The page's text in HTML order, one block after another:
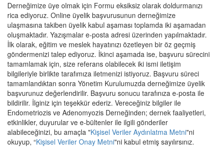
Derneğimize üye olmak için Formu eksiksiz olarak doldurmanızı
rica ediyoruz. Online üyelik başvurusunun derneğimize
ulaşmasına takiben üyelik kabul aşaması toplamda iki aşamadan
oluşmaktadır. Yazışmalar e-posta adresi üzerinden yapılmaktadır.
İlk olarak, eğitim ve meslek hayatınızı özetleyen bir öz geçmiş
göndermenizi talep ediyoruz. İkinci aşamada ise, başvuru sürecini
tamamlamak için, size referans olabilecek iki ismi iletişim
bilgileriyle birlikte tarafımıza iletmenizi istiyoruz. Başvuru süreci
tamamlandıktan sonra Yönetim Kurulumuzda derneğimize üyelik
başvurunuz değerlendirilir. Başvuru sonucu tarafınıza e-posta ile
bildirilir. İlginiz için teşekkür ederiz. Vereceğiniz bilgiler ile
Endometriozis ve Adenomyozis Derneğinden; dernek faaliyetleri,
etkinlikler, duyurular ve e-bültenler ile ilgili gönderiler
alabileceğinizi, bu amaçla "Kişisel Veriler Aydınlatma Metni"ni
okuyup, “Kişisel Veriler Onay Metni"ni kabul etmiş sayılırsınız.